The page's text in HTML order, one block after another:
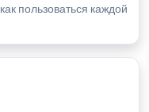
пользоваться каждой